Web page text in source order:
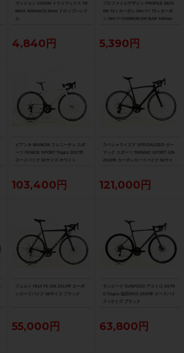
ヴィジョン VISION トライマックス TR
IMAX 400mm/31.8mm ドロップハンド
ル
4,840円
プロファイルデザイン PROFILE DESI
GN T2＋カーボン DHバー T2＋カーボ
ン DHバーCARBON DH BAR 340mm
5,390円
ビアンキ BIANCHI フェニーチェ スポ
ーツ FENICE SPORT Tiagra 2017年
ロードバイク 50サイズ ホワイト
103,400円
スペシャライズド SPECIALIZED ター
マック スポーツ TARMAC SPORT 105
2018年 カーボンロードバイク 56サイ
121,000円
フェルト FELT F5 105 2013年 カーボ
ンロードバイク 58サイズ ブラック
55,000円
サンピード SUNPEED アストロ ASTR
O Tiagra 油圧DISC 2025年 ロードバイ
ク Lサイズ ブラック
63,800円